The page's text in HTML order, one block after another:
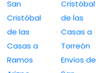
San
Cristóbal
de las
Casas a
Ramos
Cristóbal
de las
Casas a
Torreón
Envíos de